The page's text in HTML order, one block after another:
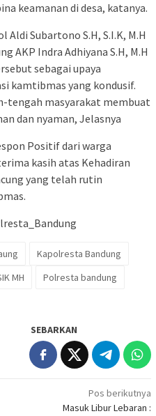
keamanan di desa, katanya.
Subartono S.H, S.I.K, M.H
AKP Indra Adhiyana S.H, M.H
sebagai upaya
kamtibmas yang kondusif.
tengah masyarakat membuat
dan nyaman, Jelasnya
Positif dari warga
kasih atas Kehadiran
yang telah rutin
Kapolresta Bandung
MH
Polresta bandung
SEBARKAN
Pos berikutnya
Masuk Libur Lebaran :